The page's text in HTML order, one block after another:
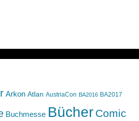
Arkon Atlan AustriaCon BA2016 BA2017
Buchmesse Bücher Comic